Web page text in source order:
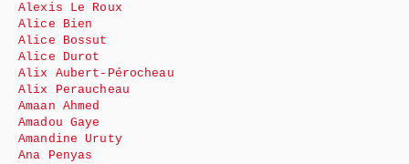
Alexis Le Roux
Alice Bien
Alice Bossut
Alice Durot
Alix Aubert-Pérocheau
Alix Peraucheau
Amaan Ahmed
Amadou Gaye
Amandine Uruty
Ana Penyas